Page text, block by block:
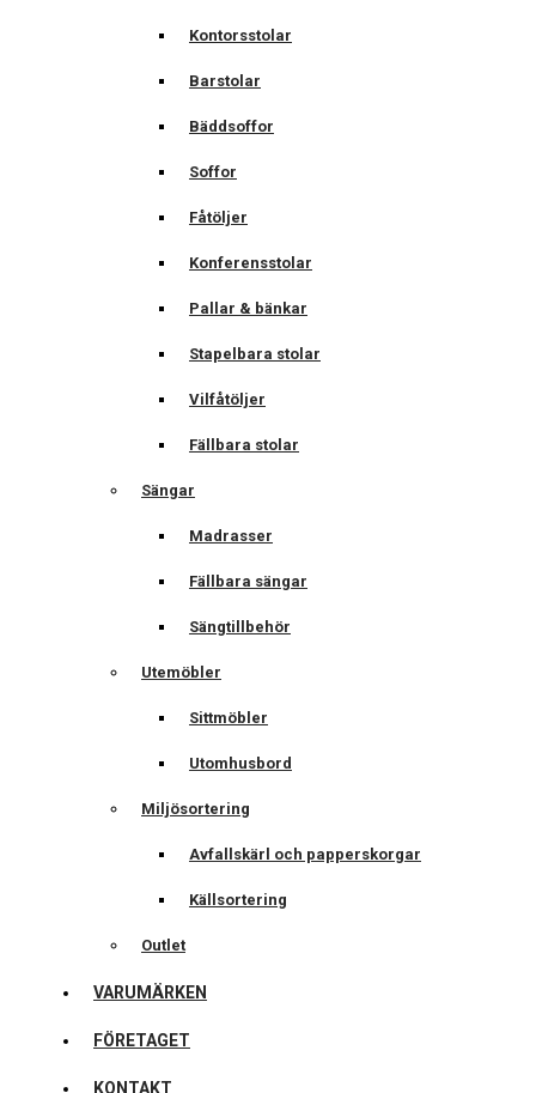
Kontorsstolar
Barstolar
Bäddsoffor
Soffor
Fåtöljer
Konferensstolar
Pallar & bänkar
Stapelbara stolar
Vilfåtöljer
Fällbara stolar
Sängar
Madrasser
Fällbara sängar
Sängtillbehör
Utemöbler
Sittmöbler
Utomhusbord
Miljösortering
Avfallskärl och papperskorgar
Källsortering
Outlet
VARUMÄRKEN
FÖRETAGET
KONTAKT